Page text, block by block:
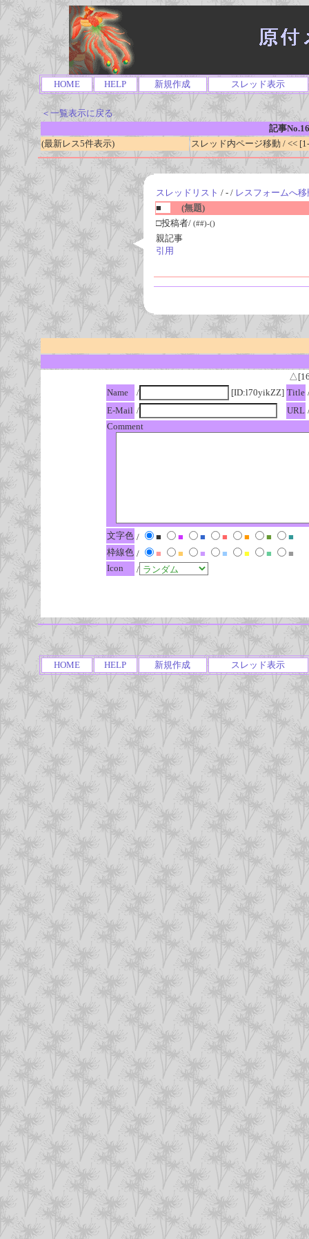
HOME HELP 新規作成 スレッド表示
＜一覧表示に戻る
記事
(最新レス5件表示)
スレッド内ページ移動 / <<
スレッドリスト / - / レスフォームへ移
■
(無題)
□投稿者/ (##)-()
親記事
引用
Name
/ [ID:l70yikZZ] Title
E-Mail / URL
Comment
文字色 / ■ ■ ■ ■ ■ ■
■
枠線色 / ■ ■ ■ ■ ■ ■
■
Icon
/
HOME HELP 新規作成 スレッド表示